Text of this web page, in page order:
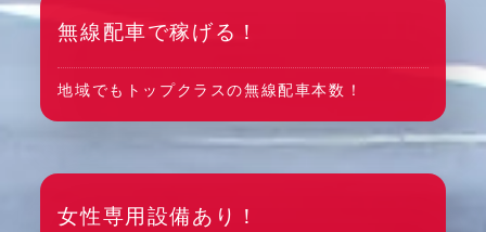
無線配車で稼げる！
地域でもトップクラスの無線配車本数！
女性専用設備あり！